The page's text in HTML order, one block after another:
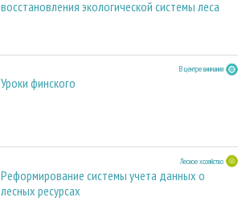
восстановления экологической системы леса
В центре внимания
Уроки финского
Лесное хозяйство
Реформирование системы учета данных о
лесных ресурсах